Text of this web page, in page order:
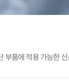
부품에 적용 가능한